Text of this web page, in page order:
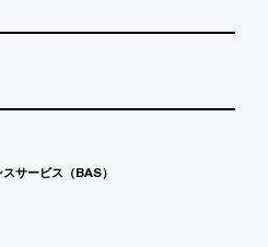
サービス（BAS）